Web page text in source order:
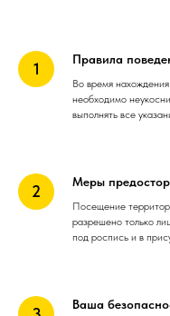
Правила
Во время
необходимо
выполнять все
Меры
Посещение
разрешено только
под роспись и в
Ваша